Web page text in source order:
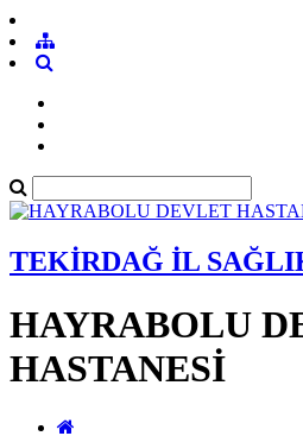
TEKİRDAĞ İL
HAYRABOLU
HASTANESİ